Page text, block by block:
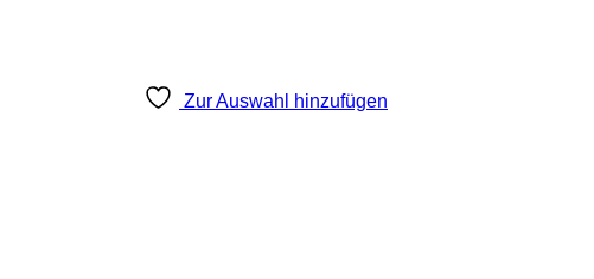
Zur Auswahl hinzufügen